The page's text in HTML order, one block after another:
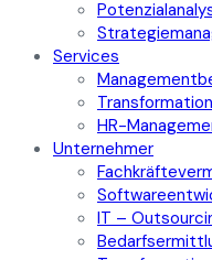
Services
Transformation
HR-
Unternehmer
IT –